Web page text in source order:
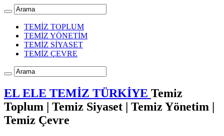
TEMİZ TOPLUM
TEMİZ YÖNETİM
TEMİZ SİYASET
TEMİZ ÇEVRE
EL ELE TEMİZ TÜRKİYE Temiz
Toplum | Temiz Siyaset | Temiz Yönetim |
Temiz Çevre